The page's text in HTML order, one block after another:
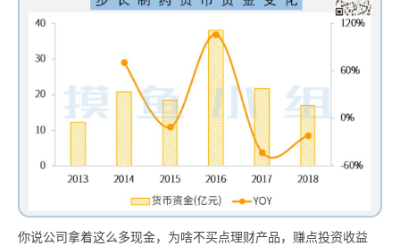
你说公司拿着这么多现金，为啥不买点理财产品，赚点投资收益